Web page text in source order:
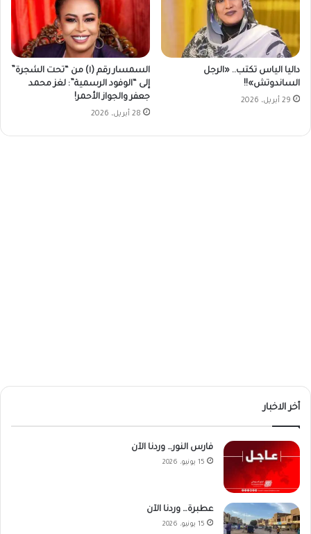
داليا الياس تكتب.. «الرجل
الساندوتش»!!
29 أبريل، 2026
السمسار رقم (١) من “تحت الشجرة”
إلى “الوفود الرسمية”: لغز محمد
جعفر والجواز الأحمر!
28 أبريل، 2026
أخر الاخبار
فارس النور… وردنا الآن
15 يونيو، 2026
عطبرة… وردنا الآن
15 يونيو، 2026